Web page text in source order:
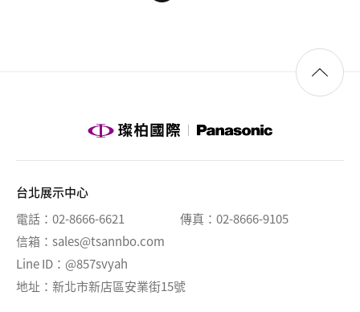
台北展示中心
電話
02-8666-6621 傳真
02-8666-9105
信箱
sales@tsannbo.com
Line ID
@857svyah
地址
新北市新店區安業街15號